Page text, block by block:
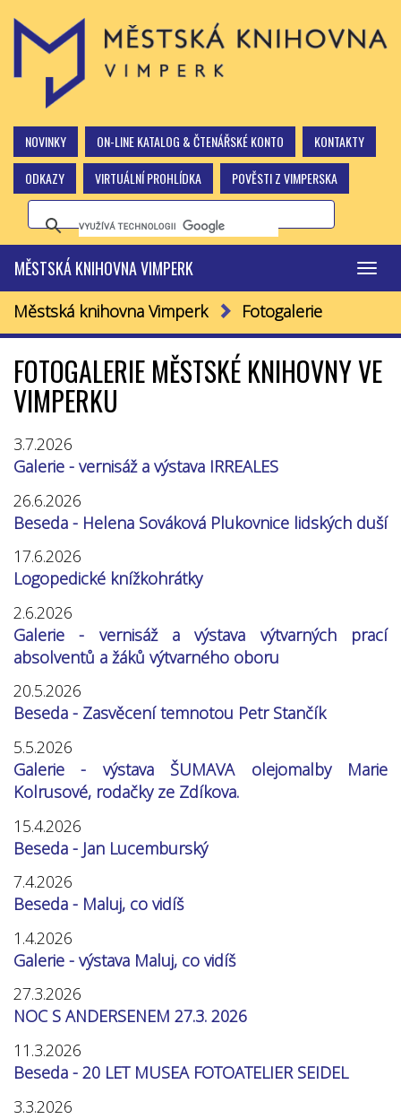
NOVINKY ON-LINE KATALOG & ČTENÁŘSKÉ KONTO
KONTAKTY
ODKAZY
VIRTUÁLNÍ PROHLÍDKA POVĚSTI Z VIMPERSKA
MĚSTSKÁ KNIHOVNA VIMPERK
Městská knihovna Vimperk Fotogalerie
FOTOGALERIE MĚSTSKÉ KNIHOVNY VE
VIMPERKU
3.7.2026
Galerie - vernisáž a výstava IRREALES
26.6.2026
Beseda - Helena Sováková Plukovnice lidských duší
17.6.2026
Logopedické knížkohrátky
2.6.2026
Galerie - vernisáž a výstava výtvarných prací
absolventů a žáků výtvarného oboru
20.5.2026
Beseda - Zasvěcení temnotou Petr Stančík
5.5.2026
Galerie - výstava ŠUMAVA olejomalby Marie
Kolrusové, rodačky ze Zdíkova.
15.4.2026
Beseda - Jan Lucemburský
7.4.2026
Beseda - Maluj, co vidíš
1.4.2026
Galerie - výstava Maluj, co vidíš
27.3.2026
NOC S ANDERSENEM 27.3. 2026
11.3.2026
Beseda - 20 LET MUSEA FOTOATELIER SEIDEL
3.3.2026